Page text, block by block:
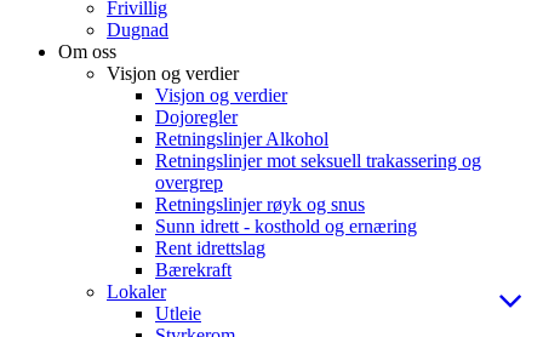
Frivillig
Dugnad
Om oss
Visjon og verdier
Visjon og verdier
Dojoregler
Retningslinjer Alkohol
Retningslinjer mot seksuell trakassering og
overgrep
Retningslinjer røyk og snus
Sunn idrett - kosthold og ernæring
Rent idrettslag
Bærekraft
Lokaler
Utleie